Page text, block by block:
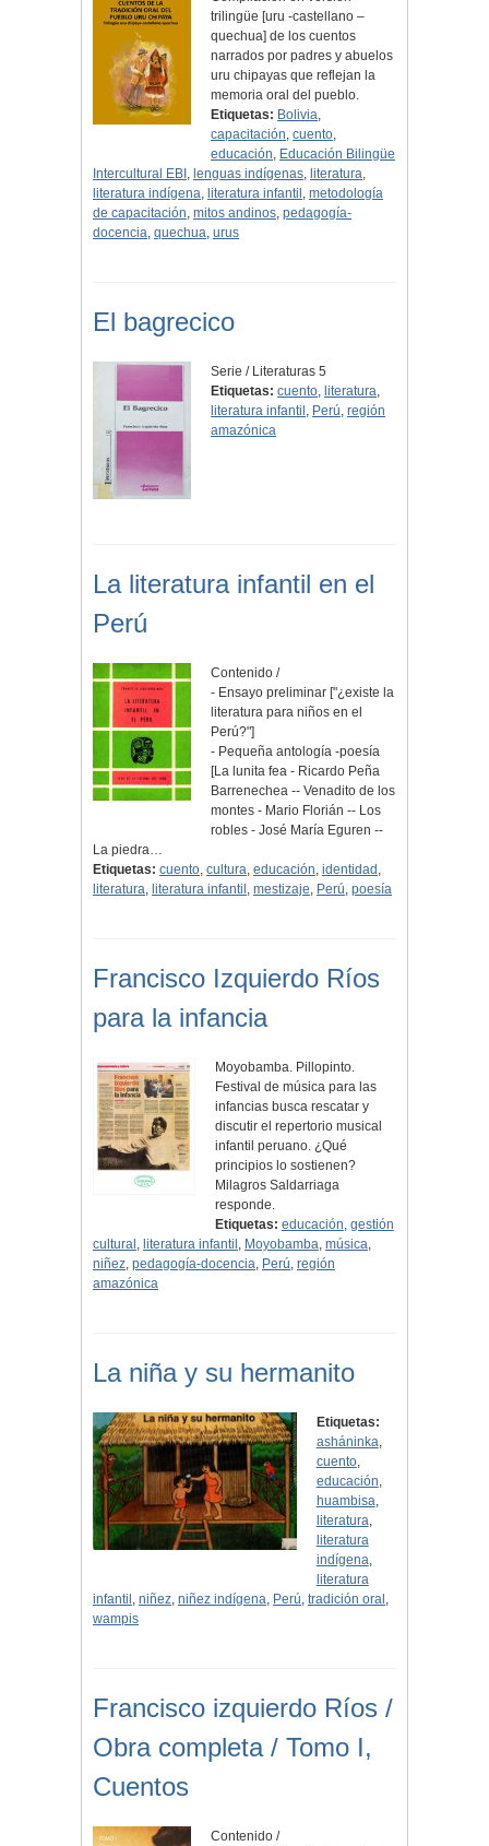
trilingüe [uru -castellano –
quechua] de los cuentos
narrados por padres y abuelos
uru chipayas que reflejan la
memoria oral del pueblo.
Etiquetas: Bolivia,
capacitación,cuento,
educación, Educación Bilingüe
Intercultural EBI , lenguas indígenas, literatura,
literatura indígena, literatura infantil , metodología
de capacitación, mitos andinos, pedagogía-
docencia, quechua, urus
El bagrecico
Serie / Literaturas 5
Etiquetas: cuento, literatura,
literatura infantil , Perú,región
amazónica
La literatura infantil en el
Perú
Contenido /
- Ensayo preliminar ["¿existe la
literatura para niños en el
Perú?"]
- Pequeña antología -poesía
[La lunita fea - Ricardo Peña
Barrenechea -- Venadito de los
montes - Mario Florián -- Los
robles - José María Eguren --
La piedra…
Etiquetas: cuento, cultura, educación, identidad ,
literatura, literatura infantil , mestizaje, Perú, poesía
Francisco Izquierdo Ríos
para la infancia
Moyobamba. Pillopinto.
Festival de música para las
infancias busca rescatar y
discutir el repertorio musical
infantil peruano. ¿Qué
principios lo sostienen?
Milagros Saldarriaga
responde.
Etiquetas: educación, gestión
cultural , literatura infantil , Moyobamba, música,
niñez, pedagogía-docencia, Perú, región
amazónica
La niña y su hermanito
Etiquetas:
asháninka,
cuento,
educación,
huambisa,
literatura,
literatura
indígena,
literatura
infantil , niñez, niñez indígena, Perú, tradición oral ,
wampis
Francisco izquierdo Ríos /
Obra completa / Tomo I,
Cuentos
Contenido /